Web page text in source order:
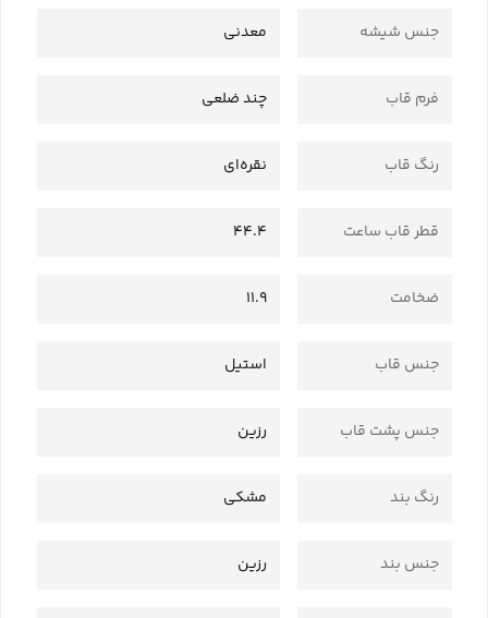
جنس شیشه معدنی
فرم قاب چند ضلعی
رنگ قاب نقره‌ای
قطر قاب ساعت 44.4
ضخامت 11.9
جنس قاب استیل
جنس پشت قاب رزین
رنگ بند مشکی
جنس بند رزین